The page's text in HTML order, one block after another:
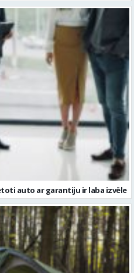
auto ar garantiju ir laba izvēle